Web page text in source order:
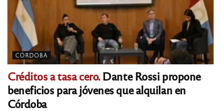
CÓRDOBA
Créditos a tasa cero.Dante Rossi propone
beneficios para jóvenes que alquilan en
Córdoba